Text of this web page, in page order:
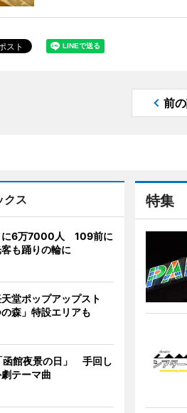
前
特集
クス
に6万7000人 109前に
も踊りの輪に
堂ポップアップスト
森」特設エリアも
函館夜景の日」 手回し
テーマ曲